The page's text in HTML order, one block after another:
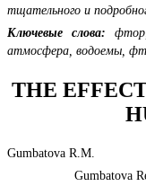
тщательного и
Ключевые слова:
атмосфера, водоемы,
THE
Gumbatova R.M.
Gumbatova